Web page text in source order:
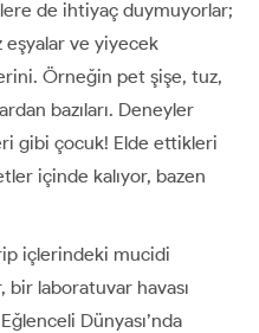
de ihtiyaç duymuyorlar;
eşyalar ve yiyecek
Örneğin pet şişe, tuz,
bazıları. Deneyler
gibi çocuk! Elde ettikleri
içinde kalıyor, bazen
içlerindeki mucidi
bir laboratuvar havası
Dünyası’nda